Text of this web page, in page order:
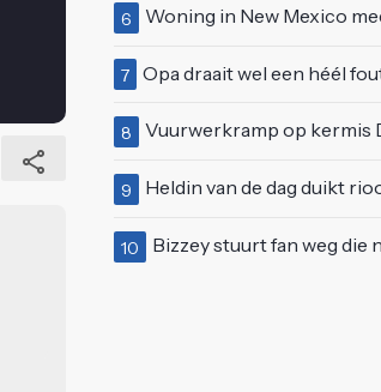
6 Woning in New Mexico
7 Opa draait wel een héél fout Duits
8 Vuurwerkramp op kermis Düsseldorf:
9 Heldin van de dag duikt riool in om een
10 Bizzey stuurt fan weg die niet lekker